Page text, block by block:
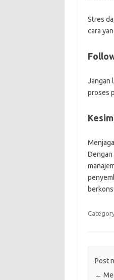
Stres
cara
Jangan
proses
Dengan
Post
←